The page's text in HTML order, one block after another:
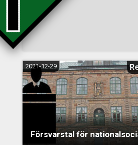
Sidnumrering
för
inlägg
Försvarstal för
2021-12-29